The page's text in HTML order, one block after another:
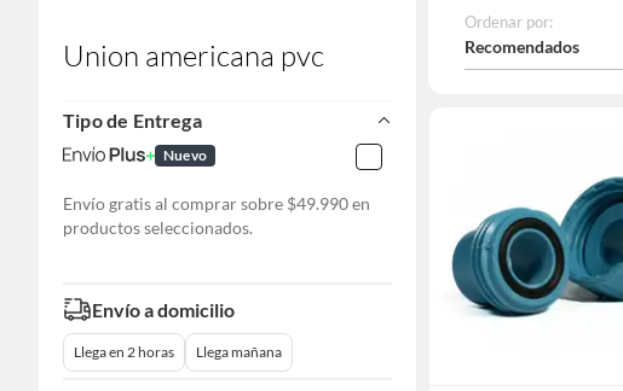
Union americana pvc
Tipo de Entrega
Nuevo
Envío gratis al comprar sobre $49.990 en
productos seleccionados.
Envío a domicilio
Llega en 2 horas Llega mañana
Ordenar por:
Recomendados